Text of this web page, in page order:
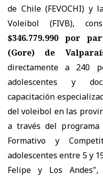
de Chile (FEVOCHI) y
Voleibol (FIVB),
$346.779.990 por
(Gore) de
directamente a 240
adolescentes y
capacitación
del voleibol en las
a través del programa
Formativo y
adolescentes entre 5 y
Felipe y Los